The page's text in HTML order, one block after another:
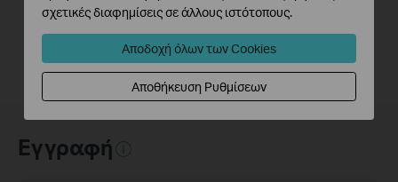
Εγγραφή
σχετικές διαφημίσεις σε άλλους ιστότοπους.
Αποδοχή όλων των Cookies
Αποθήκευση Ρυθμίσεων